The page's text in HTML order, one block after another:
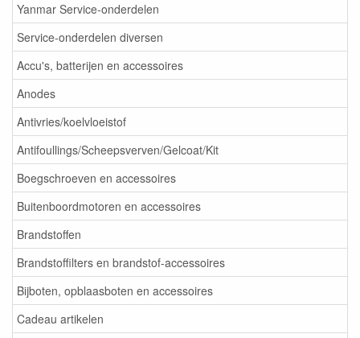
Yanmar Service-onderdelen
Service-onderdelen diversen
Accu's, batterijen en accessoires
Anodes
Antivries/koelvloeistof
Antifoullings/Scheepsverven/Gelcoat/Kit
Boegschroeven en accessoires
Buitenboordmotoren en accessoires
Brandstoffen
Brandstoffilters en brandstof-accessoires
Bijboten, opblaasboten en accessoires
Cadeau artikelen